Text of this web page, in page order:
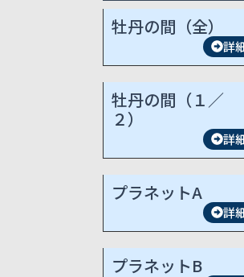
牡丹の間（全）
詳
牡丹の間（１／
２）
詳
プラネットA
詳
プラネットB